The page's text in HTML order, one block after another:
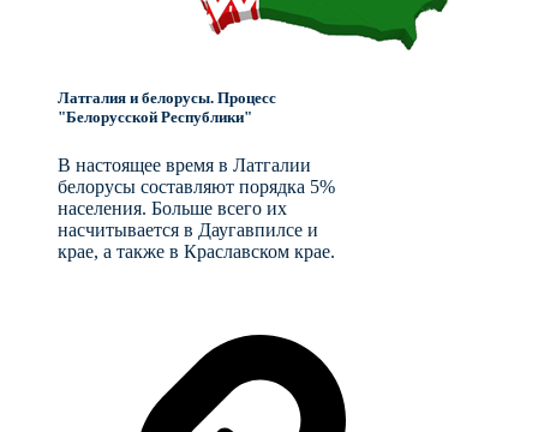
Латгалия и белорусы. Процесс
"Белорусской Республики"
В настоящее время в Латгалии
белорусы составляют порядка 5%
населения. Больше всего их
насчитывается в Даугавпилсе и
крае, а также в Краславском крае.